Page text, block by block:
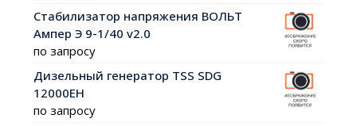
Стабилизатор напряжения ВОЛЬТ
Ампер Э 9-1/40 v2.0
по запросу
Дизельный генератор TSS SDG
12000EH
по запросу